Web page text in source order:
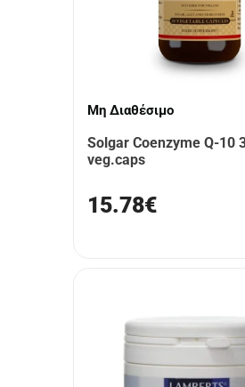
Μη Διαθέσιμο
Solgar Coenzyme Q-10
veg.caps
15.78€